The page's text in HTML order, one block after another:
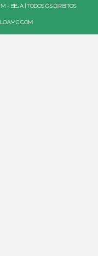
- BEJA | TODOS OS DIREITOS